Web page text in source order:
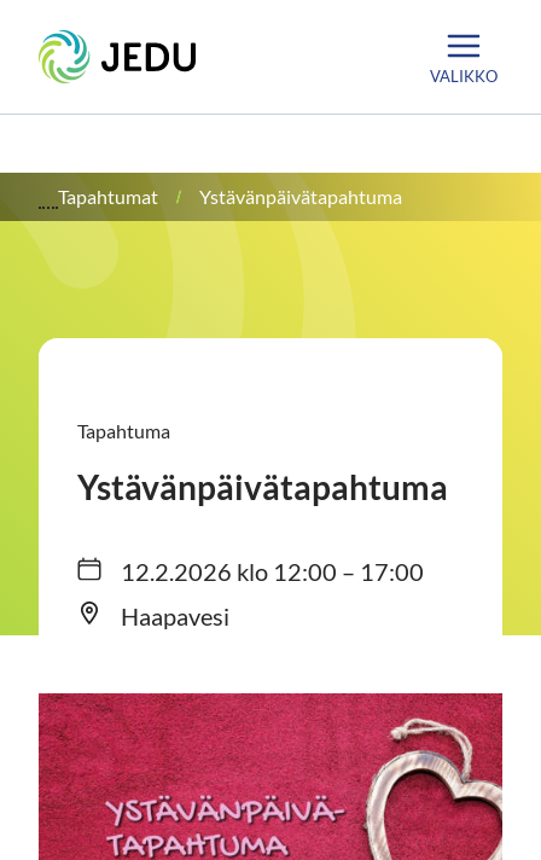
sisältöön
Etusivu
VALIKKO
Tapahtumat Ystävänpäivätapahtuma
Tapahtuma
Ystävänpäivätapahtuma
12.2.2026 klo 12:00 – 17:00
Haapavesi